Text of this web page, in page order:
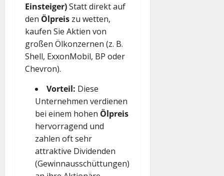
Einsteiger)Statt direkt auf
den Ölpreis zu wetten,
kaufen Sie Aktien von
großen Ölkonzernen (z. B.
Shell, ExxonMobil, BP oder
Chevron).
Vorteil: Diese
Unternehmen verdienen
bei einem hohen Ölpreis
hervorragend und
zahlen oft sehr
attraktive Dividenden
(Gewinnausschüttungen)